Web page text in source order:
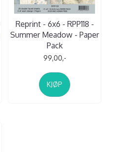
Reprint - 6x6 - RPP118 -
Summer Meadow - Paper
Pack
99,00,-
KJØP